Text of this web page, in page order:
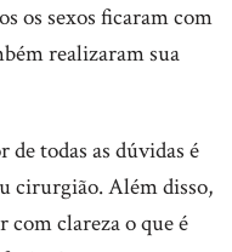
os sexos ficaram com
realizaram sua
todas as dúvidas é
cirurgião. Além disso,
com clareza o que é